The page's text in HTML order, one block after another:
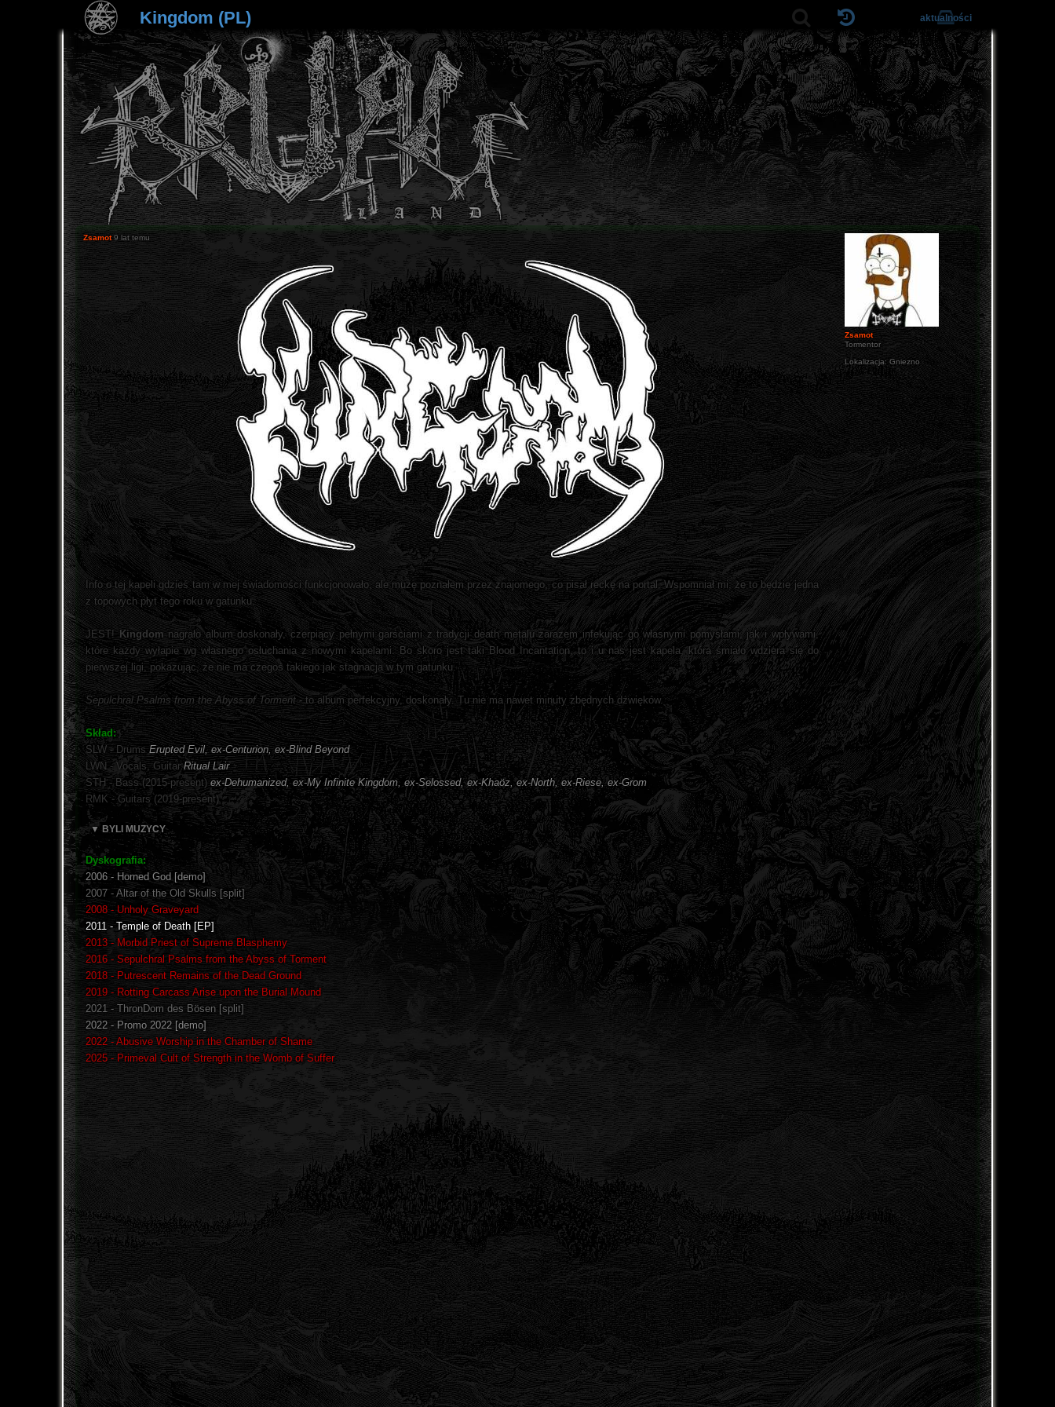
Kingdom (PL) aktualności
Zsamot
Tormentor
Lokalizacja: Gniezno
Zsamot 9 lat temu
Info o tej kapeli gdzieś tam w mej świadomości funkcjonowało, ale muzę poznałem przez znajomego, co pisał reckę na portal. Wspomniał mi, że to będzie jedna
z topowych płyt tego roku w gatunku.
JEST! Kingdomnagrało album doskonały, czerpiący pełnymi garściami z tradycji death metalu zarazem infekując go własnymi pomysłami, jak i wpływami,
które każdy wyłapie wg własnego osłuchania z nowymi kapelami. Bo skoro jest taki Blood Incantation, to i u nas jest kapela, która śmiało wdziera się do
pierwszej ligi, pokazując, że nie ma czegoś takiego jak stagnacja w tym gatunku.
Sepulchral Psalms from the Abyss of Torment- to album perfekcyjny, doskonały. Tu nie ma nawet minuty zbędnych dźwięków.
Skład:
SLW - Drums Erupted Evil, ex-Centurion, ex-Blind Beyond
LWN - Vocals, Guitar Ritual Lair
STH - Bass (2015-present) ex-Dehumanized, ex-My Infinite Kingdom, ex-Selossed, ex-Khaöz, ex-North, ex-Riese, ex-Grom
RMK - Guitars (2019-present)
▼ BYLI MUZYCY
Dyskografia:
2006 - Horned God [demo]
2007 - Altar of the Old Skulls [split]
2008 - Unholy Graveyard
2011 - Temple of Death [EP]
2013 - Morbid Priest of Supreme Blasphemy
2016 - Sepulchral Psalms from the Abyss of Torment
2018 - Putrescent Remains of the Dead Ground
2019 - Rotting Carcass Arise upon the Burial Mound
2021 - ThronDom des Bösen [split]
2022 - Promo 2022 [demo]
2022 - Abusive Worship in the Chamber of Shame
2025 - Primeval Cult of Strength in the Womb of Suffer